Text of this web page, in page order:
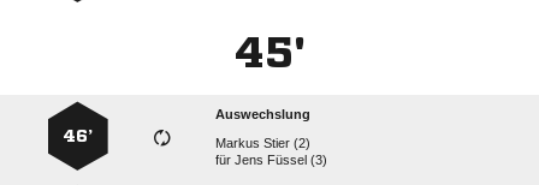
45'
Auswechslung
  
für  
46’